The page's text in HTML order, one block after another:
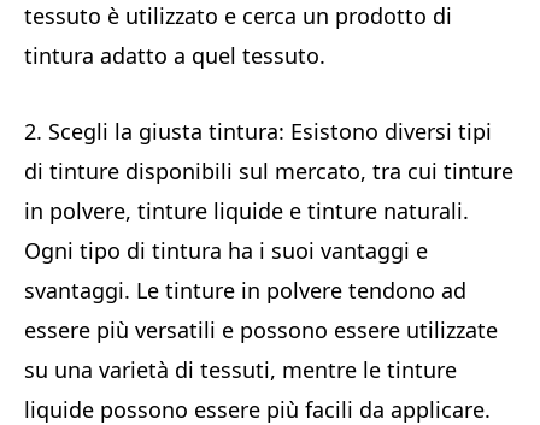
tessuto è utilizzato e cerca un prodotto di
tintura adatto a quel tessuto.
2. Scegli la giusta tintura: Esistono diversi tipi
di tinture disponibili sul mercato, tra cui tinture
in polvere, tinture liquide e tinture naturali.
Ogni tipo di tintura ha i suoi vantaggi e
svantaggi. Le tinture in polvere tendono ad
essere più versatili e possono essere utilizzate
su una varietà di tessuti, mentre le tinture
liquide possono essere più facili da applicare.